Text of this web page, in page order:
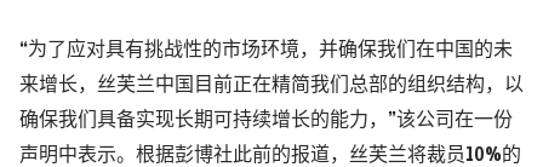
“为了应对具有挑战性的市场环境，并确保我们在中国的未
来增长，丝芙兰中国目前正在精简我们总部的组织结构，以
确保我们具备实现长期可持续增长的能力，”该公司在一份
声明中表示。 根据彭博社此前的报道，丝芙兰将裁员10%的